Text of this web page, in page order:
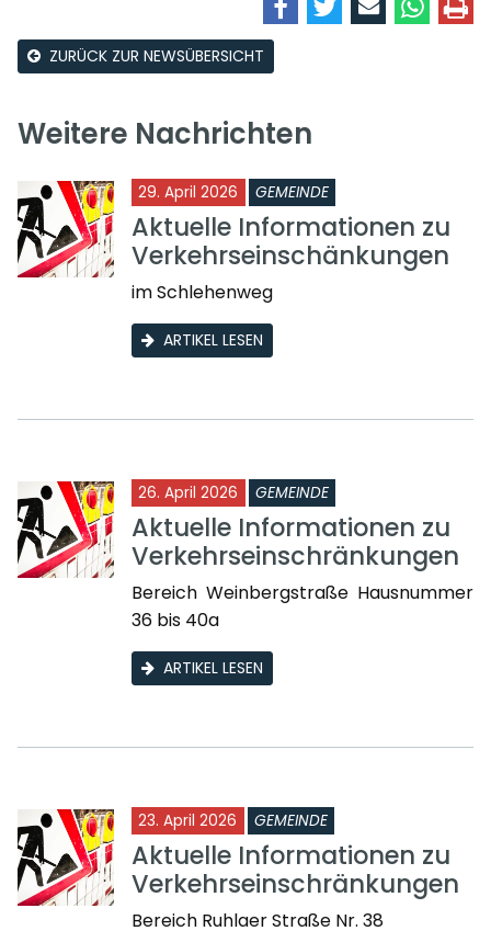
ZURÜCK ZUR NEWSÜBERSICHT
Weitere Nachrichten
29. April 2026 GEMEINDE
Aktuelle Informationen zu
Verkehrseinschänkungen
im Schlehenweg
ARTIKEL LESEN
26. April 2026 GEMEINDE
Aktuelle Informationen zu
Verkehrseinschränkungen
Bereich Weinbergstraße Hausnummer
36 bis 40a
ARTIKEL LESEN
23. April 2026 GEMEINDE
Aktuelle Informationen zu
Verkehrseinschränkungen
Bereich Ruhlaer Straße Nr. 38